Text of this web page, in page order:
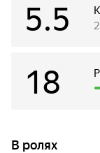
5.5
18
В ролях